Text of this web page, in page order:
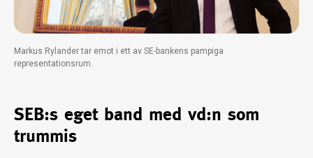
Markus Rylander tar emot i ett av SE-bankens pampiga
representationsrum.
SEB:s eget band med vd:n som
trummis